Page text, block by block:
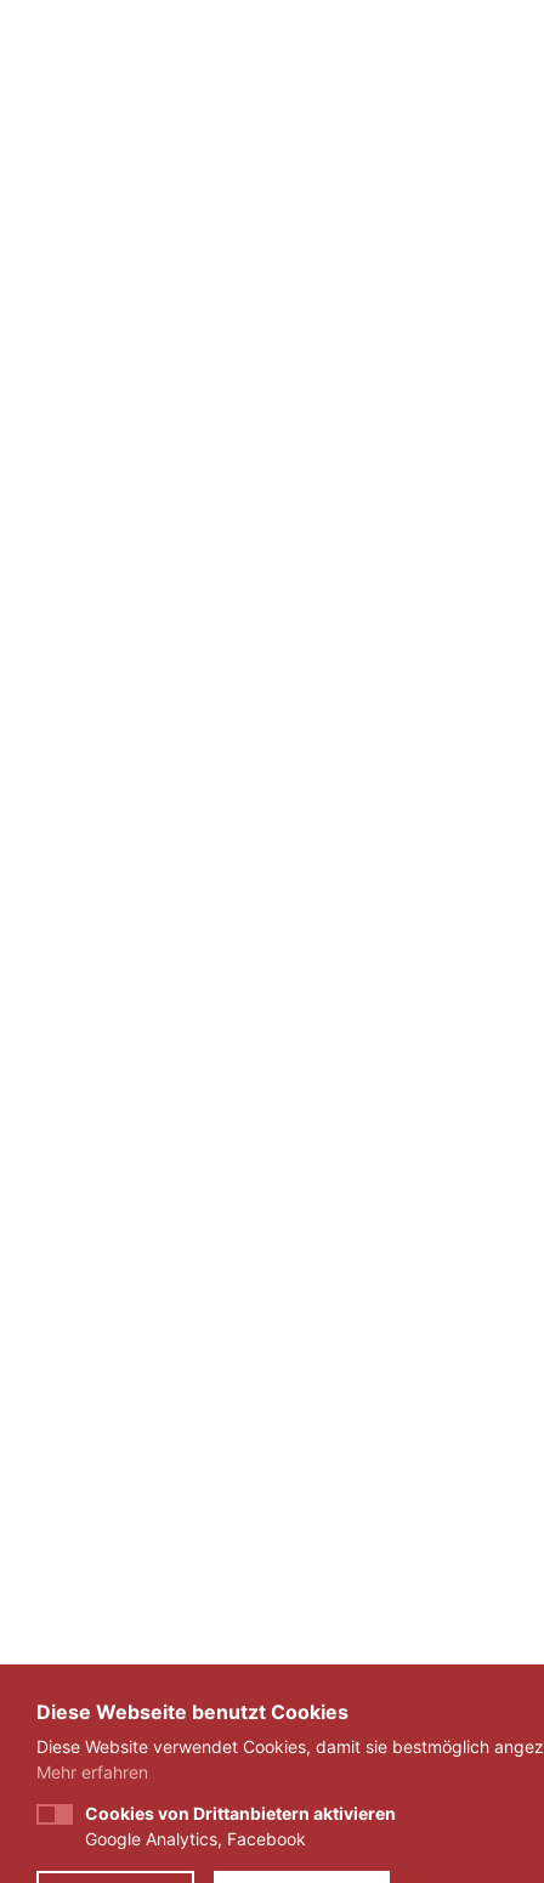
Diese Webseite benutzt Cookies
Diese Website verwendet Cookies, damit sie bestmöglich
Mehr erfahren
Cookies von Drittanbietern aktivieren
Google Analytics, Facebook